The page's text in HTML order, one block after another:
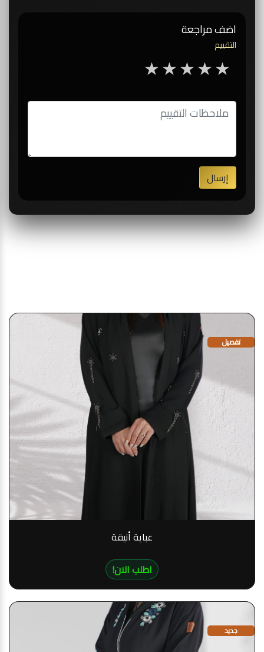
اضف مراجعة
التقييم
4 stars 3 stars 2 stars 1 star
إرسال
تفصيل
عباية أنيقة
!اطلب الان
جديد